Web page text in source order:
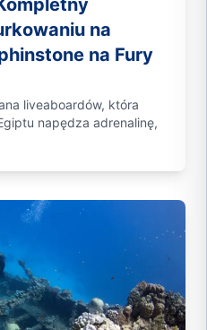
na
na Fury
liveaboardów, która
napędza adrenalinę,